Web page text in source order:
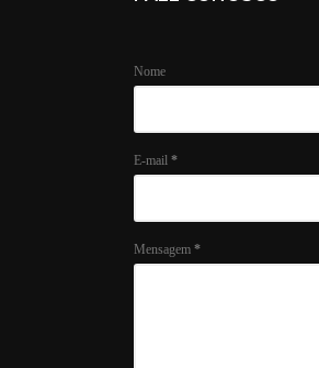
Nome
E-mail *
Mensagem *